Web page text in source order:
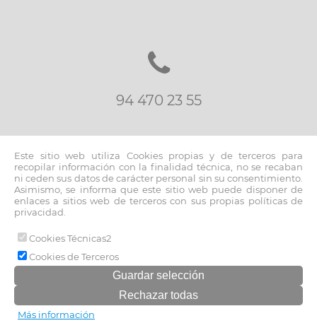
94 470 23 55
inmo@fernandoblancoapi.com
© 2026 www.fernandoblancoapi.com |
Aviso legal y política de privacidad|
Política de cookies
Este sitio web utiliza Cookies propias y de terceros para
recopilar información con la finalidad técnica, no se recaban
ni ceden sus datos de carácter personal sin su consentimiento.
Asimismo, se informa que este sitio web puede disponer de
enlaces a sitios web de terceros con sus propias políticas de
privacidad.
Cookies Técnicas2
Cookies de Terceros
Más información